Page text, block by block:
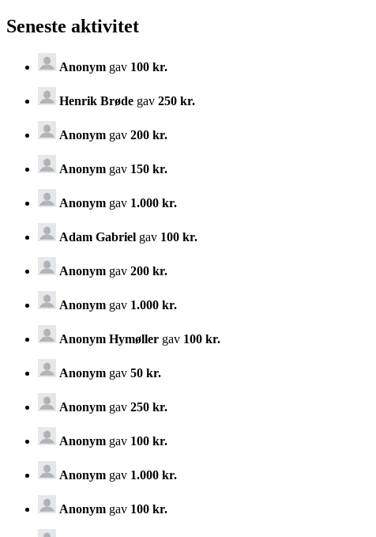
Seneste aktivitet
Anonym gav 100 kr.
Henrik Brøde gav 250 kr.
Anonym gav 200 kr.
Anonym gav 150 kr.
Anonym gav 1.000 kr.
Adam Gabriel gav 100 kr.
Anonym gav 200 kr.
Anonym gav 1.000 kr.
Anonym Hymøller gav 100 kr.
Anonym gav 50 kr.
Anonym gav 250 kr.
Anonym gav 100 kr.
Anonym gav 1.000 kr.
Anonym gav 100 kr.